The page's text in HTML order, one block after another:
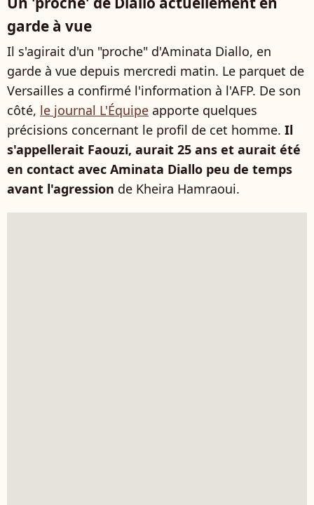
garde à vue
Il s'agirait d'un "proche" d'Aminata Diallo, en
garde à vue depuis mercredi matin. Le parquet de
Versailles a confirmé l'information à l'AFP. De son
côté, le journal L'Équipe apporte quelques
précisions concernant le profil de cet homme. Il
s'appellerait Faouzi, aurait 25 ans et aurait été
en contact avec Aminata Diallo peu de temps
avant l'agression de Kheira Hamraoui.